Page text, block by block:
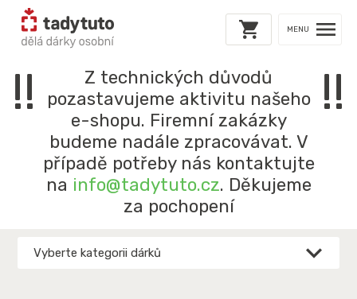
MENU
!!
!!
Z technických důvodů
pozastavujeme aktivitu našeho
e-shopu. Firemní zakázky
budeme nadále zpracovávat. V
případě potřeby nás kontaktujte
na info@tadytuto.cz. Děkujeme
za pochopení
Vyberte kategorii dárků